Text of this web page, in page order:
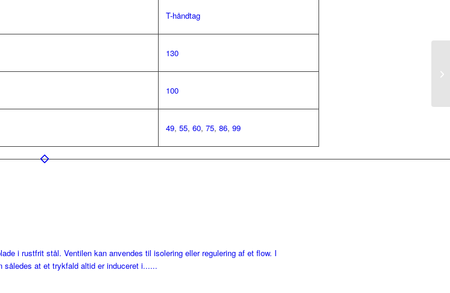
T-håndtag
130
100
49, 55, 60, 75, 86, 99
i rustfrit stål. Ventilen kan anvendes til isolering eller regulering af et flow. I
at et trykfald altid er induceret i......